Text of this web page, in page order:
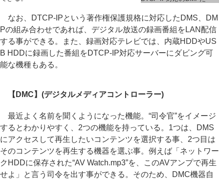
なお、DTCP-IPという著作権保護規格に対応したDMS、DM
Pの組み合わせであれば、デジタル放送の録画番組をLAN配信
する事ができる。また、録画対応テレビでは、内蔵HDDやUS
B HDDに録画した番組をDTCP-IP対応サーバーにダビング可
能な機種もある。
【DMC】(デジタルメディアコントローラー)
最近よく名前を聞くようになった機能。“司令官”をイメージ
するとわかりやすく、2つの機能を持っている。1つは、DMS
にアクセスして再生したいコンテンツを選択する事、2つ目は
そのコンテンツを再生する機器を選ぶ事。例えば「ネットワー
クHDDに保存された“AV Watch.mp3”を、このAVアンプで再生
せよ」と言う司令を出す事ができる。そのため、DMC機器自